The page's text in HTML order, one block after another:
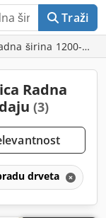
Traži
širina 1200-
Radna
(3)
drveta